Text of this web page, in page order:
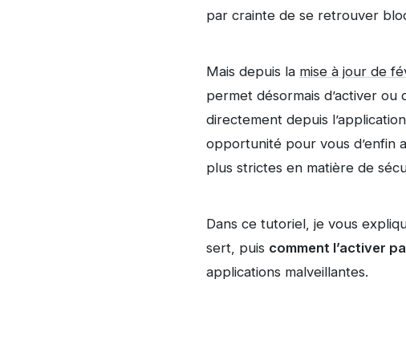
par crainte de se retrouver
Mais depuis la mise à jour de
permet désormais d’activer
directement depuis
opportunité pour vous d’enfin
plus strictes en matière de
Dans ce tutoriel, je vous
sert, puis comment l’activer
applications malveillantes.